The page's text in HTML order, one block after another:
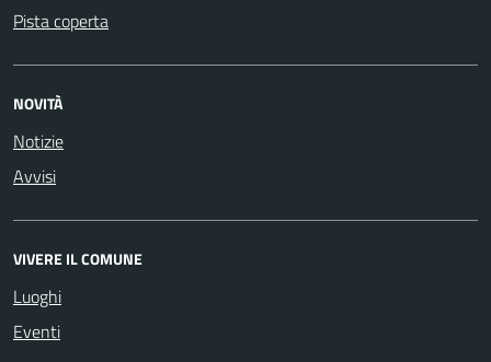
Pista coperta
NOVITÀ
Notizie
Avvisi
VIVERE IL COMUNE
Luoghi
Eventi